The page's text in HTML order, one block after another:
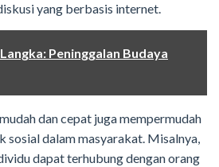
yang berbasis internet.
Peninggalan Budaya
dan cepat juga mempermudah
dalam masyarakat. Misalnya,
dapat terhubung dengan orang